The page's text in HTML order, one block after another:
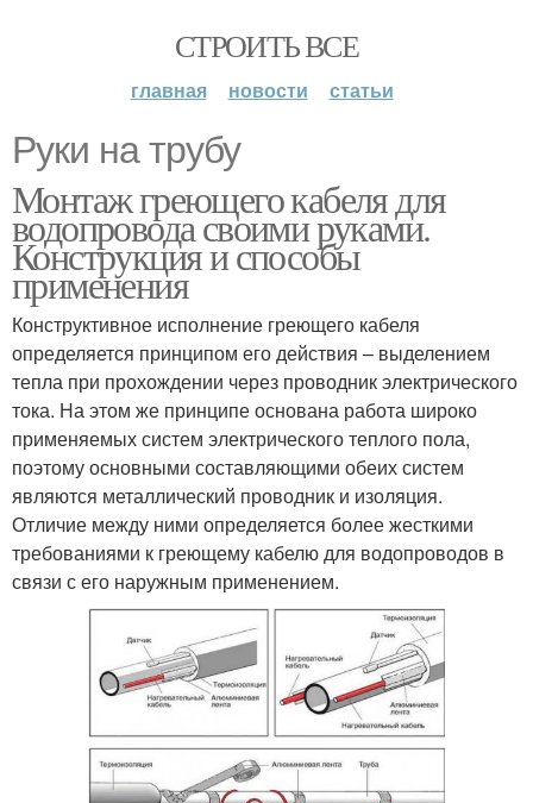
СТРОИТЬ ВСЕ
главная новости статьи
Руки на трубу
Монтаж греющего кабеля для
водопровода своими руками.
Конструкция и способы
применения
Конструктивное исполнение греющего кабеля
определяется принципом его действия – выделением
тепла при прохождении через проводник электрического
тока. На этом же принципе основана работа широко
применяемых систем электрического теплого пола,
поэтому основными составляющими обеих систем
являются металлический проводник и изоляция.
Отличие между ними определяется более жесткими
требованиями к греющему кабелю для водопроводов в
связи с его наружным применением.